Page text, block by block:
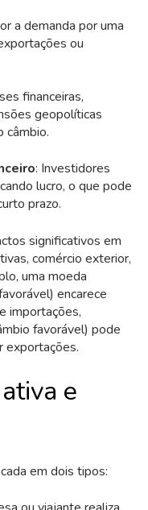
a demanda por uma
ou
financeiras,
geopolíticas
câmbio.
: Investidores
lucro, o que pode
prazo.
significativos em
comércio exterior,
uma moeda
encarece
e importações,
favorável) pode
exportações.
e
em dois tipos: